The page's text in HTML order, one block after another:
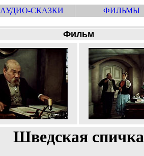
АУДИО-СКАЗКИ ФИЛЬМЫ
Фильм
Шведская спичка